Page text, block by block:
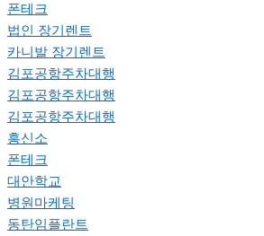
폰테크
법인 장기렌트
카니발 장기렌트
김포공항주차대행
김포공항주차대행
김포공항주차대행
흥신소
폰테크
대안학교
병원마케팅
동탄임플란트